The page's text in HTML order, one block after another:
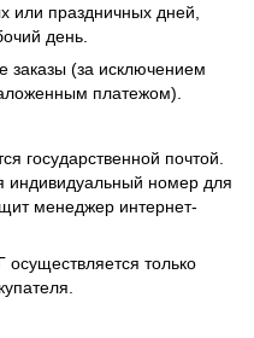
праздничных дней,
день.
заказы (за исключением
платежом).
государственной почтой.
индивидуальный номер для
менеджер интернет-
осуществляется только